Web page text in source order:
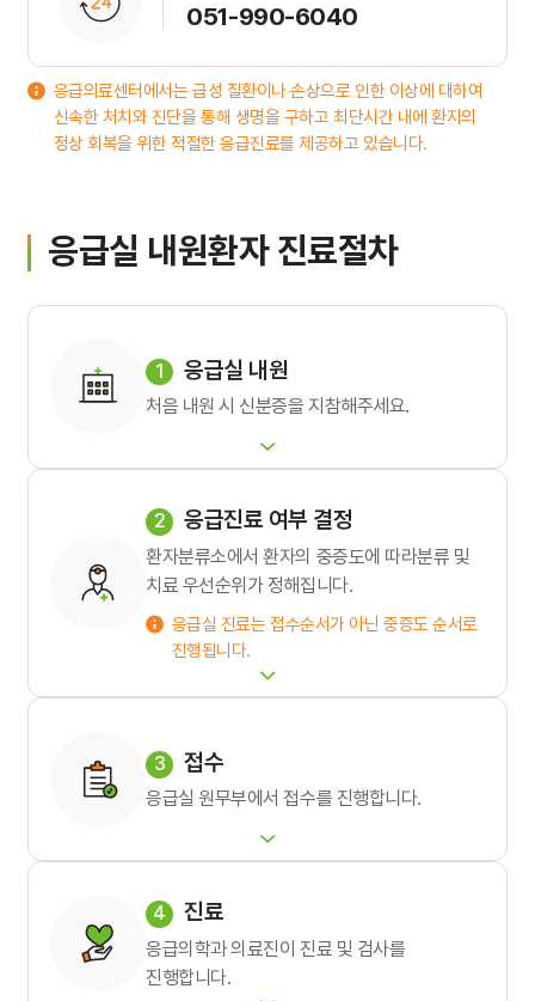
가정간호
가정간호란
신청방법
간호간병통합서비스
비급여수가
051-990-6040
응급의료센터에서는 급성 질환이나 손상으로 인한 이상에 대하여
신속한 처치와 진단을 통해 생명을 구하고 최단시간 내에 환자의
정상 회복을 위한 적절한 응급진료를 제공하고 있습니다.
응급실 내원환자 진료절차
응급실 내원
처음 내원 시 신분증을 지참해주세요.
응급진료 여부 결정
환자분류소에서 환자의 중증도에 따라분류 및
치료 우선순위가 정해집니다.
응급실 진료는 접수순서가 아닌 중증도 순서로
진행됩니다.
접수
응급실 원무부에서 접수를 진행합니다.
진료
응급의학과 의료진이 진료 및 검사를
진행합니다.